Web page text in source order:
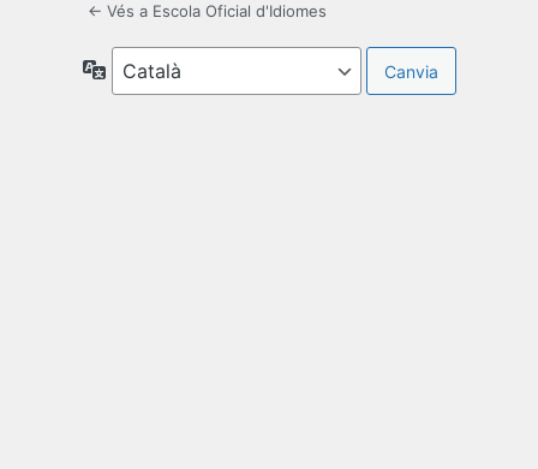
← Vés a Escola Oficial d'Idiomes
Idioma